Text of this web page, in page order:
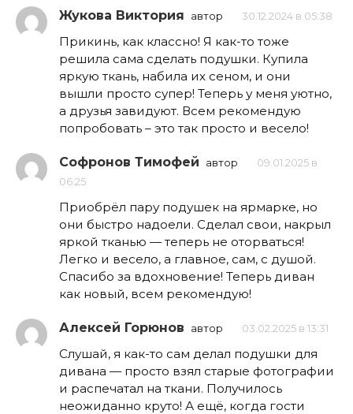
Жукова Виктория автор 30.12.2024 в 05:38
Прикинь, как классно! Я как-то тоже
решила сама сделать подушки. Купила
яркую ткань, набила их сеном, и они
вышли просто супер! Теперь у меня уютно,
а друзья завидуют. Всем рекомендую
попробовать – это так просто и весело!
Софронов Тимофей автор
09.01.2025 в
06:25
Приобрёл пару подушек на ярмарке, но
они быстро надоели. Сделал свои, накрыл
яркой тканью — теперь не оторваться!
Легко и весело, а главное, сам, с душой.
Спасибо за вдохновение! Теперь диван
как новый, всем рекомендую!
Алексей Горюнов автор 03.02.2025 в 13:31
Слушай, я как-то сам делал подушки для
дивана — просто взял старые фотографии
и распечатал на ткани. Получилось
неожиданно круто! А ещё, когда гости